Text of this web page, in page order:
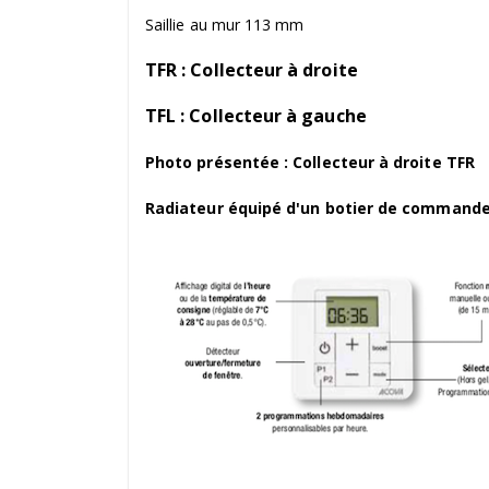
Saillie au mur 113 mm
TFR : Collecteur à droite
TFL : Collecteur à gauche
Photo présentée : Collecteur à droite TFR
Radiateur équipé d'un botier de commande